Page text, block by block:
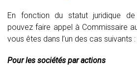
En fonction du statut juridique
pouvez faire appel à Commissaire
vous êtes dans l’un des cas suivants :
Pour les sociétés par actions